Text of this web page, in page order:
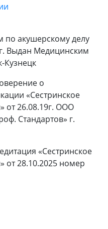
по акушерскому делу
Выдан Медицинским
Кузнецк
о
«Сестринское
от 26.08.19г. ООО
Стандартов» г.
«Сестринское
от 28.10.2025 номер